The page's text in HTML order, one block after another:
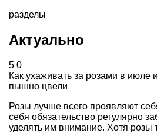
разделы
Актуально
5 0
Как ухаживать за розами в июле
пышно цвели
Розы лучше всего проявляют
себя обязательство регулярно
уделять им внимание. Хотя розы